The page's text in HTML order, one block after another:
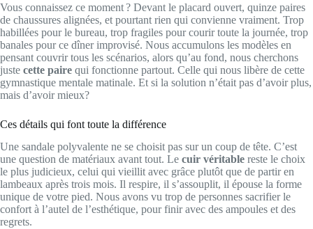
Vous connaissez ce moment ? Devant le placard ouvert, quinze paires
de chaussures alignées, et pourtant rien qui convienne vraiment. Trop
habillées pour le bureau, trop fragiles pour courir toute la journée, trop
banales pour ce dîner improvisé. Nous accumulons les modèles en
pensant couvrir tous les scénarios, alors qu’au fond, nous cherchons
juste cette paire qui fonctionne partout. Celle qui nous libère de cette
gymnastique mentale matinale. Et si la solution n’était pas d’avoir plus,
mais d’avoir mieux?
Ces détails qui font toute la différence
Une sandale polyvalente ne se choisit pas sur un coup de tête. C’est
une question de matériaux avant tout. Le cuir véritable reste le choix
le plus judicieux, celui qui vieillit avec grâce plutôt que de partir en
lambeaux après trois mois. Il respire, il s’assouplit, il épouse la forme
unique de votre pied. Nous avons vu trop de personnes sacrifier le
confort à l’autel de l’esthétique, pour finir avec des ampoules et des
regrets.